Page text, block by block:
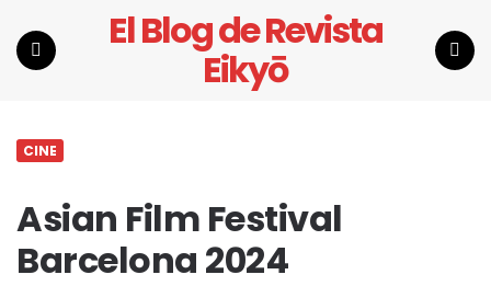
El Blog de Revista
Eikyō
CINE
Asian Film Festival
Barcelona 2024